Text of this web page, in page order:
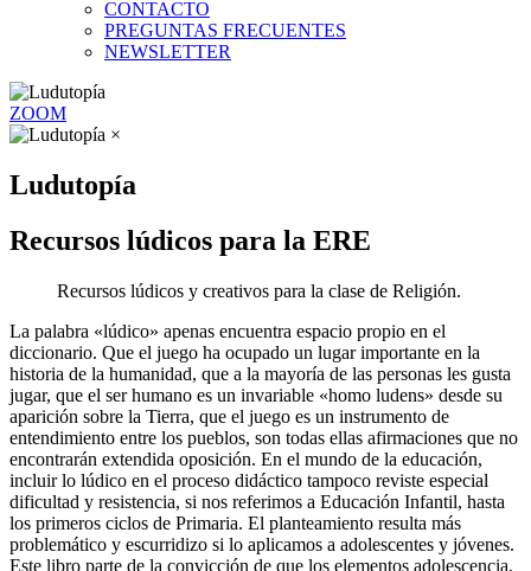
CONTACTO
PREGUNTAS FRECUENTES
NEWSLETTER
ZOOM
×
Ludutopía
Recursos lúdicos para la ERE
Recursos lúdicos y creativos para la clase de Religión.
La palabra «lúdico» apenas encuentra espacio propio en el
diccionario. Que el juego ha ocupado un lugar importante en la
historia de la humanidad, que a la mayoría de las personas les gusta
jugar, que el ser humano es un invariable «homo ludens» desde su
aparición sobre la Tierra, que el juego es un instrumento de
entendimiento entre los pueblos, son todas ellas afirmaciones que no
encontrarán extendida oposición. En el mundo de la educación,
incluir lo lúdico en el proceso didáctico tampoco reviste especial
dificultad y resistencia, si nos referimos a Educación Infantil, hasta
los primeros ciclos de Primaria. El planteamiento resulta más
problemático y escurridizo si lo aplicamos a adolescentes y jóvenes.
Este libro parte de la convicción de que los elementos adolescencia,